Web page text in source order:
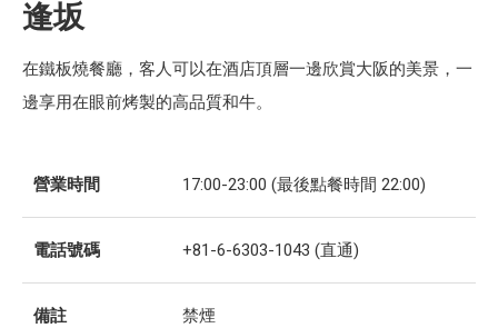
逢坂
在鐵板燒餐廳，客人可以在酒店頂層一邊欣賞大阪的美景，一
邊享用在眼前烤製的高品質和牛。
營業時間 17:00-23:00 (最後點餐時間 22:00)
電話號碼 +81-6-6303-1043 (直通)
備註 禁煙